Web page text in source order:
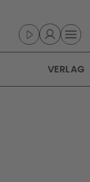
VERLAG